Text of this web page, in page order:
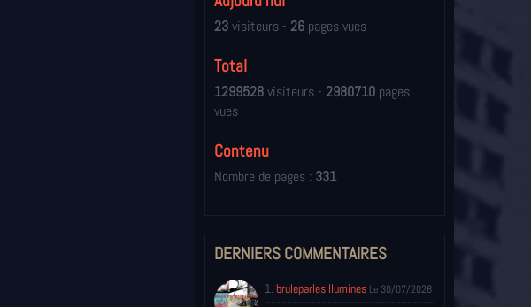
23visiteurs - 26pages vues
Total
1299528visiteurs - 2980710pages
vues
Contenu
Nombre de pages : 331
DERNIERS COMMENTAIRES
1. bruleparlesillumines Le 30/07/2026